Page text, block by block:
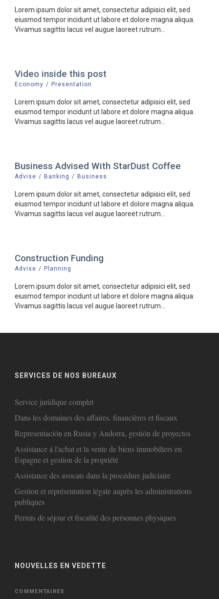
Lorem ipsum dolor sit amet, consectetur adipisici elit, sed
eiusmod tempor incidunt ut labore et dolore magna aliqua.
Vivamus sagittis lacus vel augue laoreet rutrum...
Video inside this post
Economy / Presentation
Lorem ipsum dolor sit amet, consectetur adipisici elit, sed
eiusmod tempor incidunt ut labore et dolore magna aliqua.
Vivamus sagittis lacus vel augue laoreet rutrum...
Business Advised With StarDust Coffee
Advise / Banking / Business
Lorem ipsum dolor sit amet, consectetur adipisici elit, sed
eiusmod tempor incidunt ut labore et dolore magna aliqua.
Vivamus sagittis lacus vel augue laoreet rutrum...
Construction Funding
Advise / Planning
Lorem ipsum dolor sit amet, consectetur adipisici elit, sed
eiusmod tempor incidunt ut labore et dolore magna aliqua.
Vivamus sagittis lacus vel augue laoreet rutrum...
SERVICES DE NOS BUREAUX
Service juridique complet
Dans les domaines des affaires, financières et fiscaux
Representación en Rusia y Andorra, gestión de proyectos
Assistance á l'achat et la vente de biens immobiliers en
Espagne et gestion de la propriété
Assistance des avocats dans la procédure judiciaire
Gestion et représentation légale auprès les administrations
publiques
Permis de séjour et fiscalité des personnes physiques
NOUVELLES EN VEDETTE
COMMENTAIRES